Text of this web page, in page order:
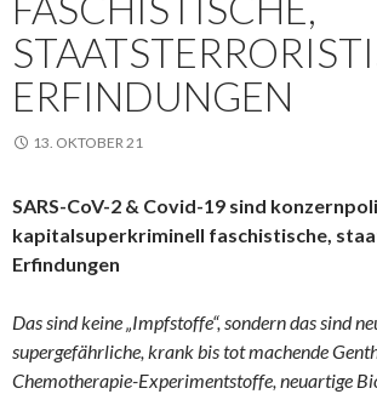
ERFINDUNGEN
13. OKTOBER 21
SARS-CoV-2 & Covid-19 sind
kapitalsuperkriminell faschistische,
Erfindungen
Das sind keine „Impfstoffe“, sondern das sind
supergefährliche, krank bis tot machende
Chemotherapie-Experimentstoffe, neuartige